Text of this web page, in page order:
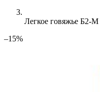
Легкое говяжье Б2-M
–15%